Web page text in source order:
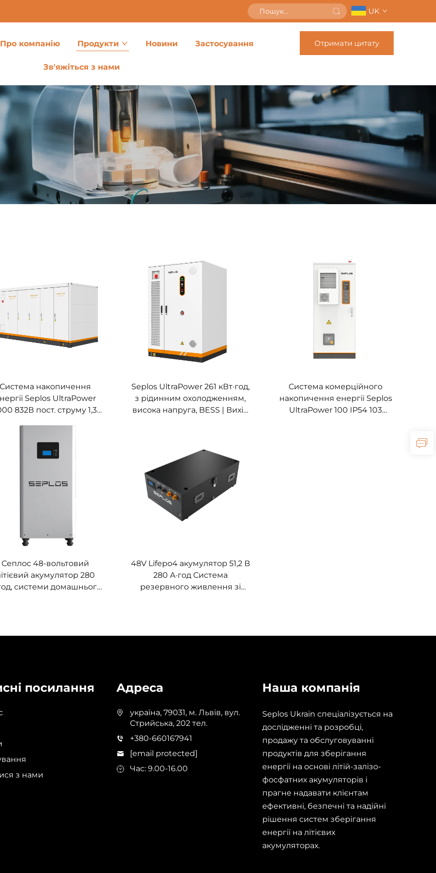
UK
Про компанію Продукти Новини Застосування
Зв'яжіться з нами
Отримати цитату
Система накопичення
Seplos UltraPower
832В пост. струму 1,3
мікромережі, BESS
Seplos UltraPower 261 кВт·год,
з рідинним охолодженням,
висока напруга, BESS | Вихід
мікромереж, промислове
зберігання енергії
Система комерційного
накопичення енергії Seplos
UltraPower 100 IP54 103
Сеплос 48-вольтовий
акумулятор 280
системи домашнього
48V Lifepo4 акумулятор 51,2 В
280 А·год Система
резервного живлення зі
посилання
з нами
Адреса
україна, 79031, м. Львів, вул.
Стрийська, 202 тел.
+380-660167941
[email protected]
Час: 9.00-16.00
Наша компанія
Seplos Ukrain спеціалізується на
дослідженні та розробці,
продажу та обслуговуванні
продуктів для зберігання
енергії на основі літій-залізо-
фосфатних акумуляторів і
прагне надавати клієнтам
ефективні, безпечні та надійні
рішення систем зберігання
енергії на літієвих
акумуляторах.